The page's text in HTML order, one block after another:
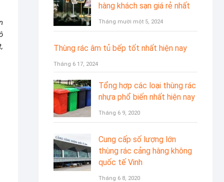
hàng khách sạn giá rẻ nhất
Tháng mười một 5, 2024
Thùng rác âm tủ bếp tốt nhất hiện nay
Tháng 6 17, 2024
Tổng hợp các loại thùng rác
nhựa phổ biến nhất hiện nay
Tháng 6 9, 2020
Cung cấp số lượng lớn
thùng rác cảng hàng không
quốc tế Vinh
Tháng 6 8, 2020